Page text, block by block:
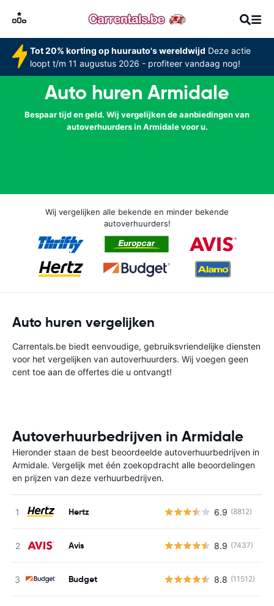
Tot 20% korting op huurauto's wereldwijd Deze actie
loopt t/m 11 augustus 2026 - profiteer vandaag nog!
Auto huren Armidale
Bespaar tijd en geld. Wij vergelijken de aanbiedingen van
autoverhuurders in Armidale voor u.
Wij vergelijken alle bekende en minder bekende
autoverhuurders!
Auto huren vergelijken
Carrentals.be biedt eenvoudige, gebruiksvriendelijke diensten
voor het vergelijken van autoverhuurders. Wij voegen geen
cent toe aan de offertes die u ontvangt!
Autoverhuurbedrijven in Armidale
Hieronder staan de best beoordeelde autoverhuurbedrijven in
Armidale. Vergelijk met één zoekopdracht alle beoordelingen
en prijzen van deze verhuurbedrijven.
Hertz 6.9 (8812)
Avis 8.9 (7437)
Budget 8.8 (11512)